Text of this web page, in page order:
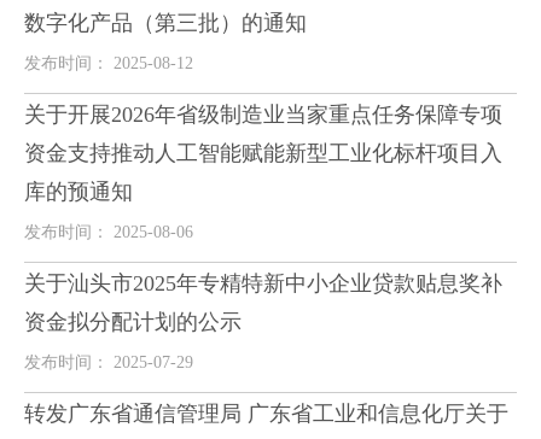
数字化产品（第三批）的通知
发布时间： 2025-08-12
关于开展2026年省级制造业当家重点任务保障专项
资金支持推动人工智能赋能新型工业化标杆项目入
库的预通知
发布时间： 2025-08-06
关于汕头市2025年专精特新中小企业贷款贴息奖补
资金拟分配计划的公示
发布时间： 2025-07-29
转发广东省通信管理局 广东省工业和信息化厅关于